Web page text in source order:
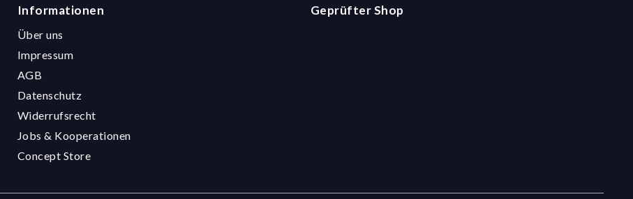
Informationen
Über uns
Impressum
AGB
Datenschutz
Widerrufsrecht
Jobs & Kooperationen
Concept Store
Geprüfter Shop